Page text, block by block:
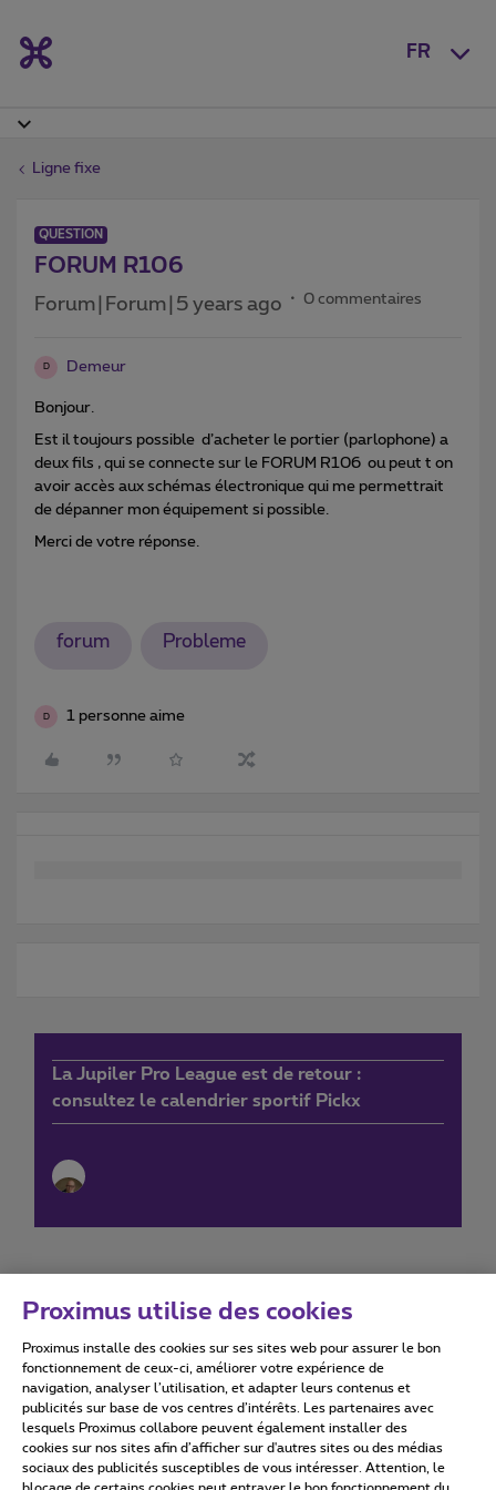
FR
Ligne fixe
QUESTION
FORUM R106
Forum|Forum|5 years ago 0 commentaires
D Demeur
Bonjour.
Est il toujours possible d’acheter le portier (parlophone) a
deux fils , qui se connecte sur le FORUM R106 ou peut t on
avoir accès aux schémas électronique qui me permettrait
de dépanner mon équipement si possible.
Merci de votre réponse.
forum Probleme
D 1 personne aime
La Jupiler Pro League est de retour :
consultez le calendrier sportif Pickx
Conditions d'utilisation Accessibility statement
Tous droits réservés. © 2026 Proximus
Proximus utilise des cookies
Proximus installe des cookies sur ses sites web pour assurer le bon
fonctionnement de ceux-ci, améliorer votre expérience de
navigation, analyser l’utilisation, et adapter leurs contenus et
publicités sur base de vos centres d’intérêts. Les partenaires avec
lesquels Proximus collabore peuvent également installer des
cookies sur nos sites afin d’afficher sur d'autres sites ou des médias
sociaux des publicités susceptibles de vous intéresser. Attention, le